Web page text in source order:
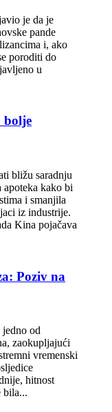
je da je
pande
i, ako
poroditi do
u
bolje
bližu saradnju
kako bi
i smanjila
iz industrije.
Kina pojačava
Poziv na
jedno od
zaokupljajući
vremenski
hitnost
bila...